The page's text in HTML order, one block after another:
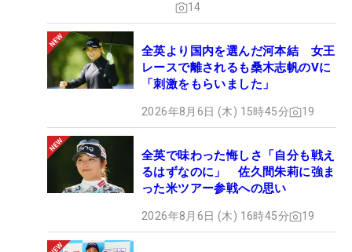
14
全英より国内を選んだ河本結 女王
レースで離されるも桑木志帆のVに
「刺激をもらいました」
2026年8月6日 (木) 15時45分 19
全英で味わった悔しさ「自分も戦え
るはずなのに」 佐久間朱莉に強ま
った米ツアー参戦への思い
2026年8月6日 (木) 16時45分 19